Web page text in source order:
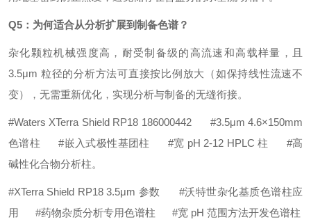
Q5：为何适合从分析扩展到制备色谱？
杂化颗粒机械强度高，耐受制备级的高流速和高载样量，且
3.5μm 粒径的分析方法可直接按比例放大（如保持线性流速不
变），无需重新优化，实现分析与制备的无缝衔接。
#Waters XTerra Shield RP18 186000442 #3.5μm 4.6×150mm
色谱柱 #嵌入式极性基团柱 #宽 pH 2-12 HPLC 柱 #高
碱性化合物分析柱。
#XTerra Shield RP18 3.5μm 参数 #沃特世杂化基质色谱柱应
用 #药物杂质分析专用色谱柱 #宽 pH 范围方法开发色谱柱